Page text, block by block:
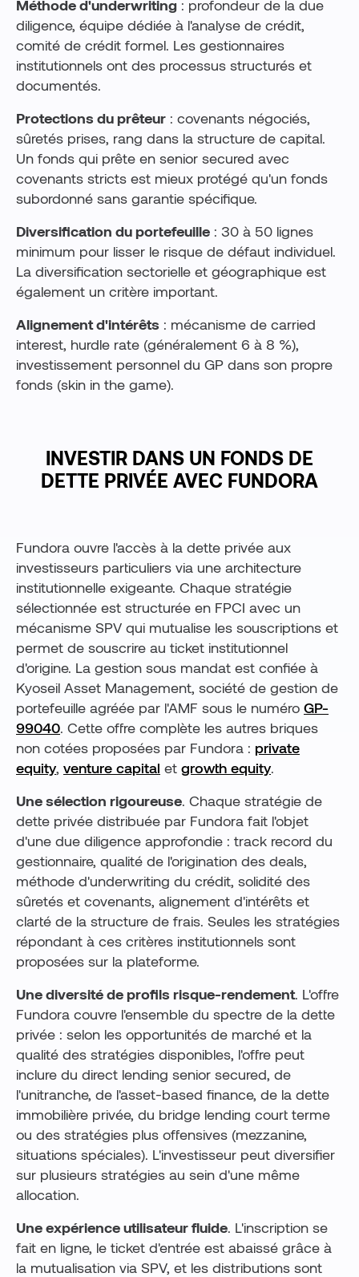
Méthode d'underwriting : profondeur de la due
diligence, équipe dédiée à l'analyse de crédit,
comité de crédit formel. Les gestionnaires
institutionnels ont des processus structurés et
documentés.
Protections du prêteur : covenants négociés,
sûretés prises, rang dans la structure de capital.
Un fonds qui prête en senior secured avec
covenants stricts est mieux protégé qu'un fonds
subordonné sans garantie spécifique.
Diversification du portefeuille : 30 à 50 lignes
minimum pour lisser le risque de défaut individuel.
La diversification sectorielle et géographique est
également un critère important.
Alignement d'intérêts : mécanisme de carried
interest, hurdle rate (généralement 6 à 8 %),
investissement personnel du GP dans son propre
fonds (skin in the game).
INVESTIR DANS UN FONDS DE
DETTE PRIVÉE AVEC FUNDORA
Fundora ouvre l'accès à la dette privée aux
investisseurs particuliers via une architecture
institutionnelle exigeante. Chaque stratégie
sélectionnée est structurée en FPCI avec un
mécanisme SPV qui mutualise les souscriptions et
permet de souscrire au ticket institutionnel
d'origine. La gestion sous mandat est confiée à
Kyoseil Asset Management, société de gestion de
portefeuille agréée par l'AMF sous le numéro GP-
99040. Cette offre complète les autres briques
non cotées proposées par Fundora : private
equity, venture capital et growth equity.
Une sélection rigoureuse. Chaque stratégie de
dette privée distribuée par Fundora fait l'objet
d'une due diligence approfondie : track record du
gestionnaire, qualité de l'origination des deals,
méthode d'underwriting du crédit, solidité des
sûretés et covenants, alignement d'intérêts et
clarté de la structure de frais. Seules les stratégies
répondant à ces critères institutionnels sont
proposées sur la plateforme.
Une diversité de profils risque-rendement. L'offre
Fundora couvre l'ensemble du spectre de la dette
privée : selon les opportunités de marché et la
qualité des stratégies disponibles, l'offre peut
inclure du direct lending senior secured, de
l'unitranche, de l'asset-based finance, de la dette
immobilière privée, du bridge lending court terme
ou des stratégies plus offensives (mezzanine,
situations spéciales). L'investisseur peut diversifier
sur plusieurs stratégies au sein d'une même
allocation.
Une expérience utilisateur fluide. L'inscription se
fait en ligne, le ticket d'entrée est abaissé grâce à
la mutualisation via SPV, et les distributions sont